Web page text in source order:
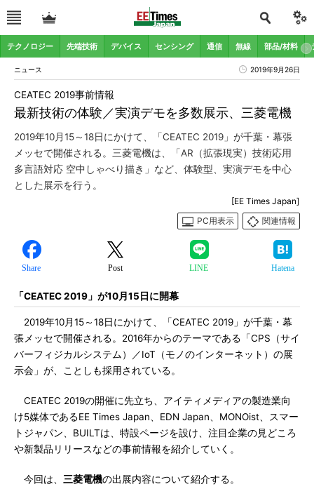
テクノロジー 先端技術 デバイス センシング 通信 無線 部品/材料
ニュース 2019年9月26日
最新技術の体験／実演デモを多数展示、三菱電機
CEATEC 2019事前情報
2019年10月15～18日にかけて、「CEATEC 2019」が千葉・幕張
メッセで開催される。三菱電機は、「AR（拡張現実）技術応用
多言語対応 空中しゃべり描き」など、体験型、実演デモを中心
とした展示を行う。
[EE Times Japan]
PC用表示
関連情報
Share Post LINE Hatena
「CEATEC 2019」が10月15日に開幕
2019年10月15～18日にかけて、「CEATEC 2019」が千葉・幕
張メッセで開催される。2016年からのテーマである「CPS（サイ
バーフィジカルシステム）／IoT（モノのインターネット）の展
示会」が、ことしも採用されている。
CEATEC 2019の開催に先立ち、アイティメディアの製造業向
け5媒体であるEE Times Japan、EDN Japan、MONOist、スマー
トジャパン、BUILTは、特設ページを設け、注目企業の見どころ
や新製品リリースなどの事前情報を紹介していく。
今回は、 三菱電機の出展内容について紹介する。